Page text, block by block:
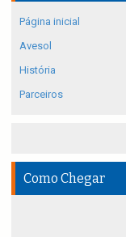
Página inicial
Avesol
História
Parceiros
Como Chegar